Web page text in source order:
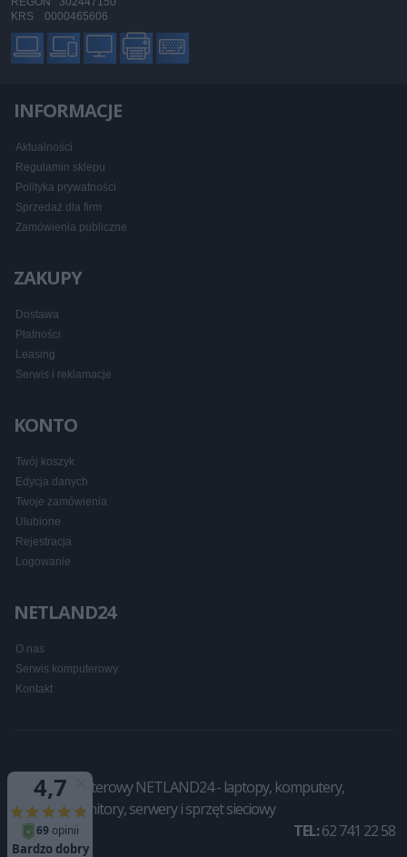
KRS 0000465606
INFORMACJE
Aktualności
Regulamin sklepu
Polityka prywatności
Sprzedaż dla firm
Zamówienia publiczne
ZAKUPY
Dostawa
Płatności
Leasing
Serwis i reklamacje
KONTO
Twój koszyk
Edycja danych
Twoje zamówienia
Ulubione
Rejestracja
Logowanie
NETLAND24
O nas
Serwis komputerowy
Kontakt
Sklep komputerowy NETLAND24 - laptopy, komputery,
drukarki, monitory, serwery i sprzęt sieciowy
TEL:62 741 22 58